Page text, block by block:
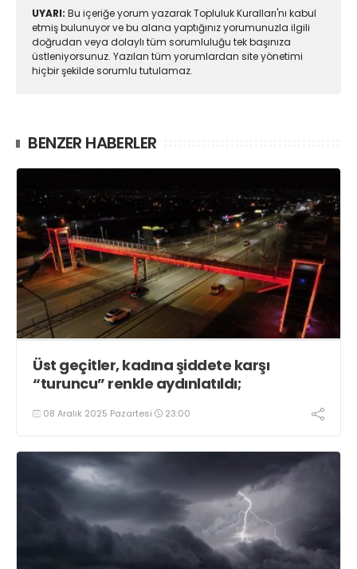
UYARI: Bu içeriğe yorum yazarak Topluluk Kuralları'nı kabul
etmiş bulunuyor ve bu alana yaptığınız yorumunuzla ilgili
doğrudan veya dolaylı tüm sorumluluğu tek başınıza
üstleniyorsunuz. Yazılan tüm yorumlardan site yönetimi
hiçbir şekilde sorumlu tutulamaz.
BENZER HABERLER
Üst geçitler, kadına şiddete karşı
“turuncu” renkle aydınlatıldı;
08 Aralık 2025 Pazartesi 23:00